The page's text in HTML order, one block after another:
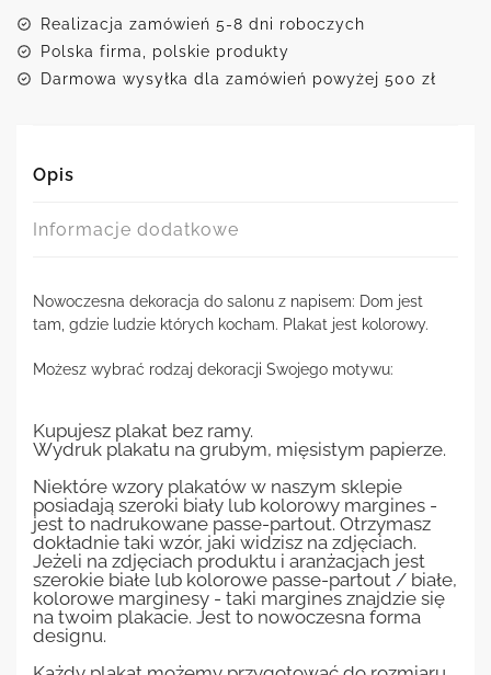
plakatRealizacja zamówień 5-8 dni roboczych
Polska firma, polskie produkty
Darmowa wysyłka dla zamówień powyżej 500 zł
Opis
Informacje dodatkowe
Nowoczesna dekoracja do salonu z napisem: Dom jest
tam, gdzie ludzie których kocham. Plakat jest kolorowy.
Możesz wybrać rodzaj dekoracji Swojego motywu:
Kupujesz plakat bez ramy.
Wydruk plakatu na grubym, mięsistym papierze.
Niektóre wzory plakatów w naszym sklepie
posiadają szeroki biały lub kolorowy margines -
jest to nadrukowane passe-partout. Otrzymasz
dokładnie taki wzór, jaki widzisz na zdjęciach.
Jeżeli na zdjęciach produktu i aranżacjach jest
szerokie białe lub kolorowe passe-partout / białe,
kolorowe marginesy - taki margines znajdzie się
na twoim plakacie. Jest to nowoczesna forma
designu.